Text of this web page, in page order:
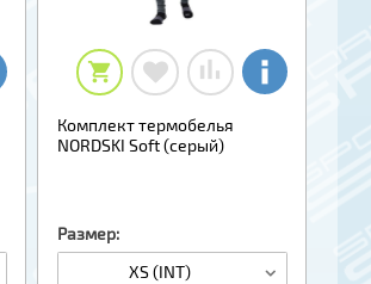
Комплект термобелья
NORDSKI Soft (серый)
Размер:
XS (INT)